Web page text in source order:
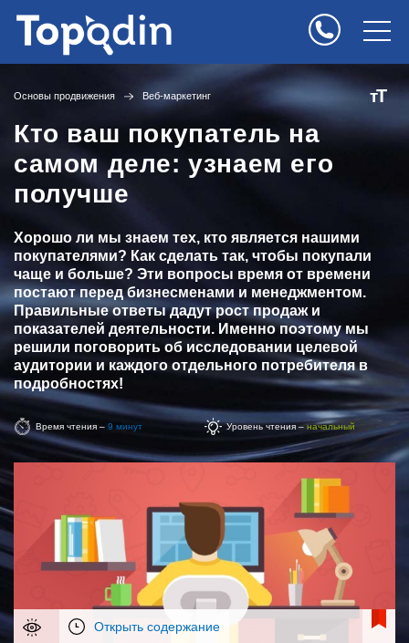
тТ
Основы продвижения Веб-маркетинг
Кто ваш покупатель на
самом деле: узнаем его
получше
Хорошо ли мы знаем тех, кто является нашими
покупателями? Как сделать так, чтобы покупали
чаще и больше? Эти вопросы время от времени
постают перед бизнесменами и менеджментом.
Правильные ответы дадут рост продаж и
показателей деятельности. Именно поэтому мы
решили поговорить об исследовании целевой
аудитории и каждого отдельного потребителя в
подробностях!
Время чтения – 9 минут Уровень чтения – начальный
Открыть содержание